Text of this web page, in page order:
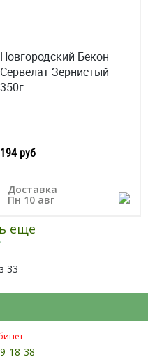
Новгородский Бекон
Сервелат Зернистый
350г
194 руб
Доставка
Пн 10 авг
еще
33
18-38